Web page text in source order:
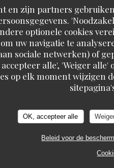
en zijn partners
optionele cookies
uw navigatie te
sociale netwerken) of
alle', 'Weiger
op elk moment wijzigen
OK, accepteer alle
Beleid voor de
SERVICE ATMOSFEER:
que nous sommes avons été
ATMOSFEER: 4
nous y reviendrons !